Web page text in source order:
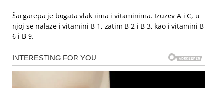
Šargarepa je bogata vlaknima i vitaminima. Izuzev A i C, u
njoj se nalaze i vitamini B 1, zatim B 2 i B 3, kao i vitamini B
6 i B 9.